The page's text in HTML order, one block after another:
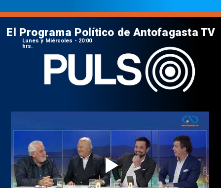
El Programa Político de Antofagasta TV
Lunes y Miércoles - 20:00
hrs.